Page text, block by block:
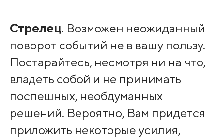
Стрелец. Возможен неожиданный
поворот событий не в вашу пользу.
Постарайтесь, несмотря ни на что,
владеть собой и не принимать
поспешных, необдуманных
решений. Вероятно, Вам придется
приложить некоторые усилия,